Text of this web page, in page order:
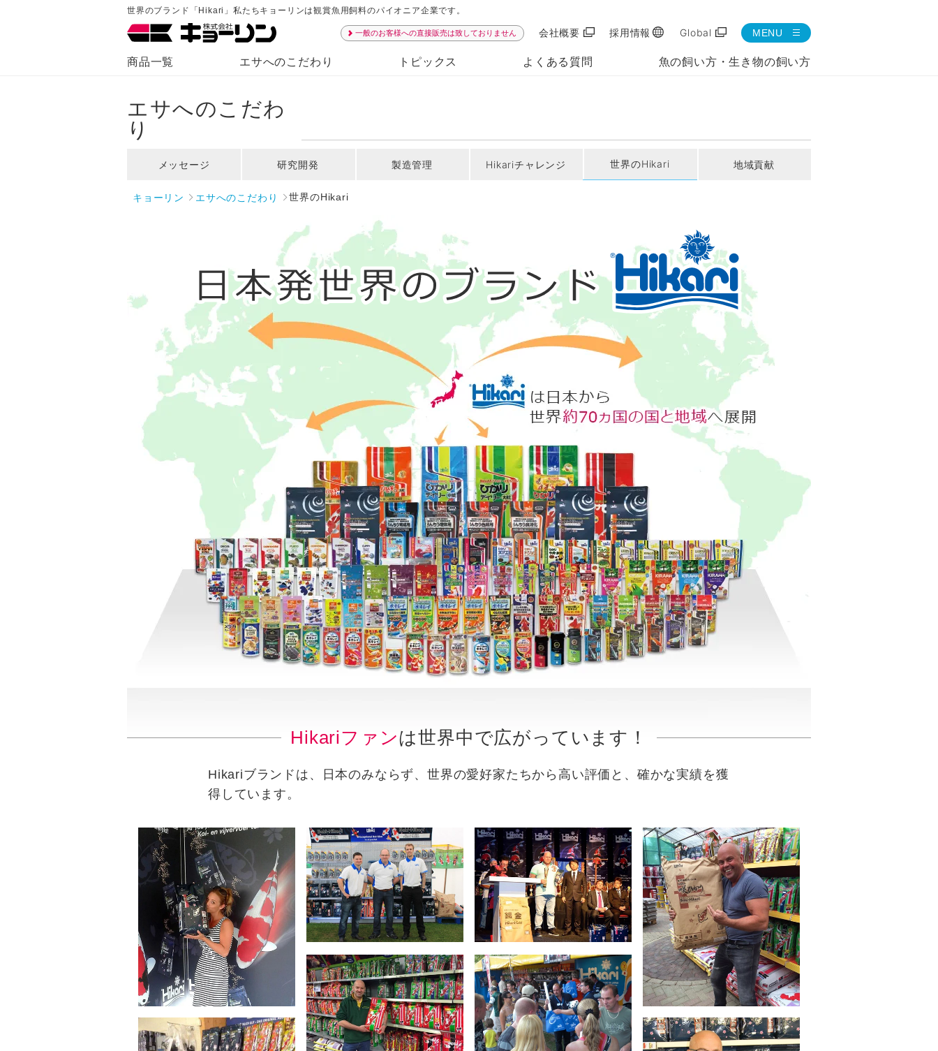
世界のブランド「Hikari」私たちキョーリンは観賞魚用飼料のパイオニア企業です。
一般のお客様への直接販売は致しておりません 会社概要 採用情報 Global MENU
商品一覧 エサへのこだわり トピックス よくある質問 魚の飼い方・生き物の飼い方
エサへのこだわ
り
メッセージ 研究開発 製造管理 Hikariチャレンジ 世界のHikari 地域貢献
キョーリン エサへのこだわり 世界のHikari
日本発世界のブランドHikari
Hikariファンは世界中で広がっています！
Hikariブランドは、日本のみならず、世界の愛好家たちから高い評価と、確かな実績を獲
得しています。